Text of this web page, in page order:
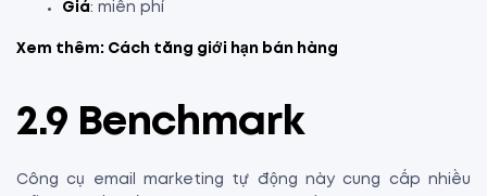
Giá: miễn phí
Xem thêm: Cách tăng giới hạn bán hàng
2.9 Benchmark
Công cụ email marketing tự động này cung cấp nhiều